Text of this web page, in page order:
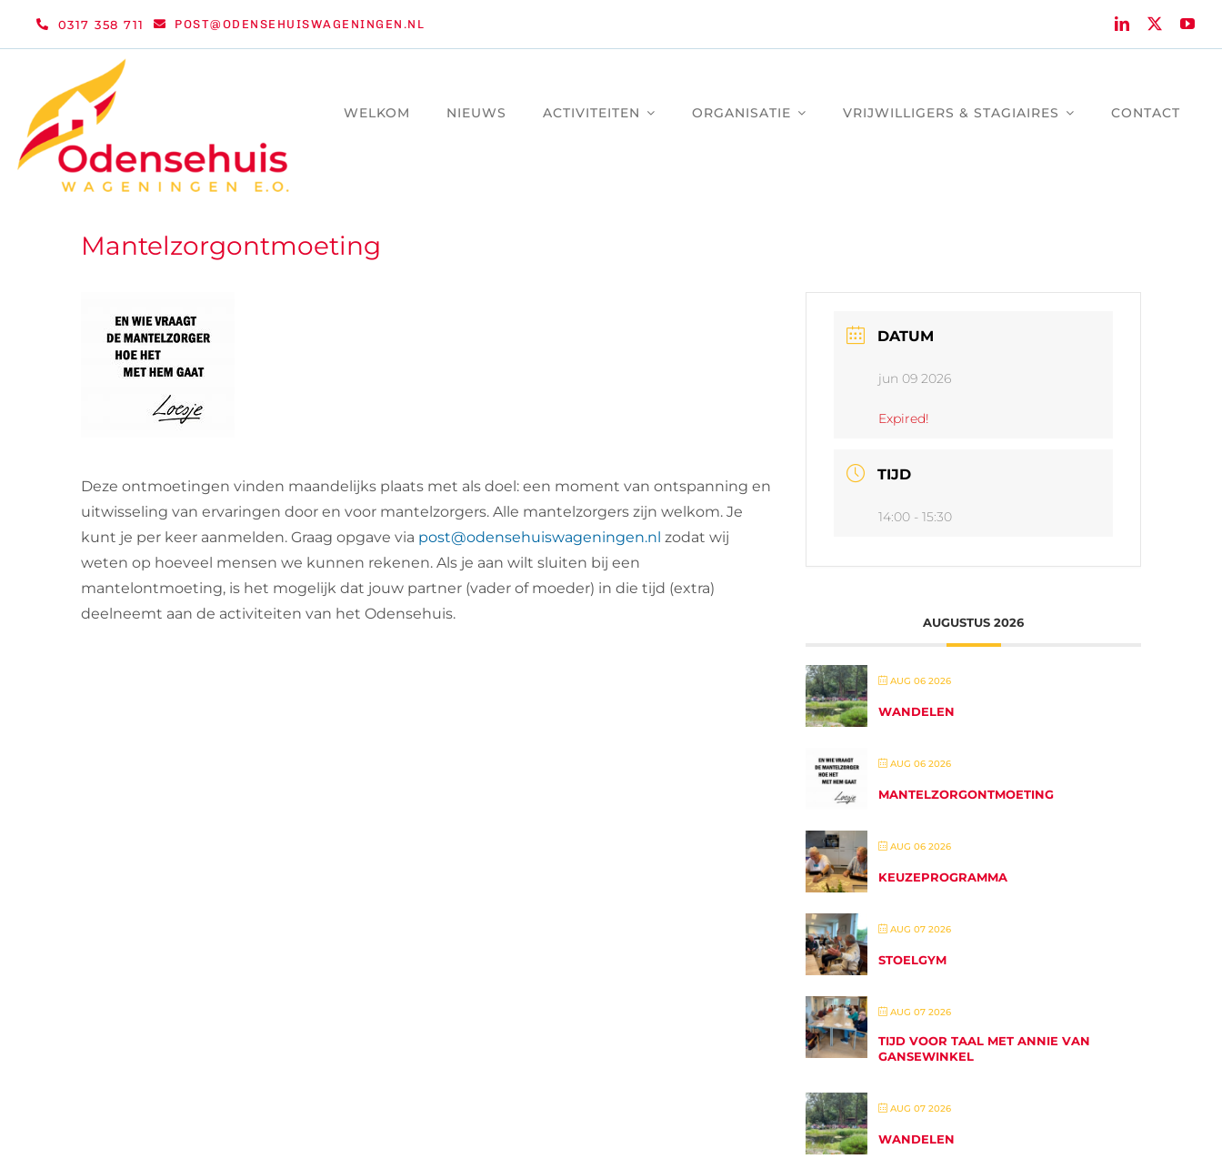
0317 358 711 POST@ODENSEHUISWAGENINGEN.NL
WELKOM NIEUWS ACTIVITEITEN ORGANISATIE VRIJWILLIGERS & STAGIAIRES CONTACT
Mantelzorgontmoeting
Deze ontmoetingen vinden maandelijks plaats met als doel: een moment van ontspanning en
uitwisseling van ervaringen door en voor mantelzorgers. Alle mantelzorgers zijn welkom. Je
kunt je per keer aanmelden. Graag opgave via post@odensehuiswageningen.nl zodat wij
weten op hoeveel mensen we kunnen rekenen. Als je aan wilt sluiten bij een
mantelontmoeting, is het mogelijk dat jouw partner (vader of moeder) in die tijd (extra)
deelneemt aan de activiteiten van het Odensehuis.
DATUM
jun 09 2026
Expired!
TIJD
14:00 - 15:30
AUGUSTUS 2026
AUG 06 2026
WANDELEN
AUG 06 2026
MANTELZORGONTMOETING
AUG 06 2026
KEUZEPROGRAMMA
AUG 07 2026
STOELGYM
AUG 07 2026
TIJD VOOR TAAL MET ANNIE VAN
GANSEWINKEL
AUG 07 2026
WANDELEN